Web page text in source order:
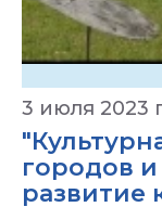
3 июля 2023
городов
развитие